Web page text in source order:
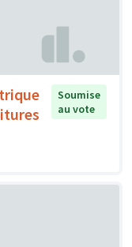
Soumise
au vote